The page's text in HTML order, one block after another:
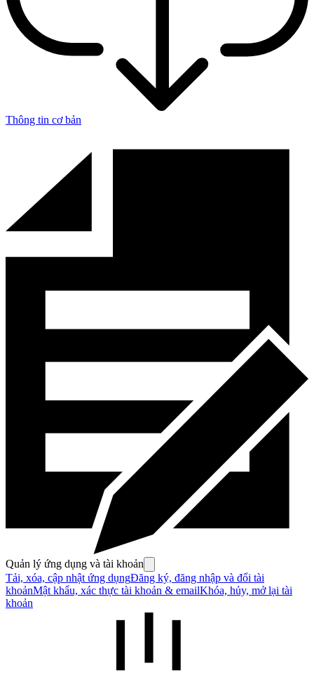
Thông tin cơ bản
Quản lý ứng dụng và tài khoản
Tải, xóa, cập nhật ứng dụngĐăng ký, đăng nhập và đổi tài
khoảnMật khẩu, xác thực tài khoản & emailKhóa, hủy, mở lại tài
khoản